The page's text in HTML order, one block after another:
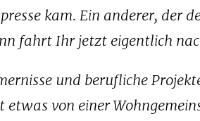
kam. Ein anderer, der
fahrt Ihr jetzt eigentlich
und berufliche
etwas von einer